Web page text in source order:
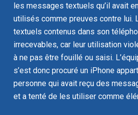
les messages textuels qu’il avait
utilisés comme preuves contre lui.
textuels contenus dans son
irrecevables, car leur utilisation
à ne pas être fouillé ou saisi.
s’est donc procuré un iPhone
personne qui avait reçu des
et a tenté de les utiliser comme